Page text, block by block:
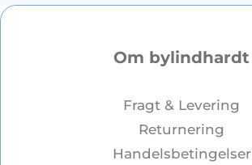
Om bylindhardt
Fragt & Levering
Returnering
Handelsbetingelser